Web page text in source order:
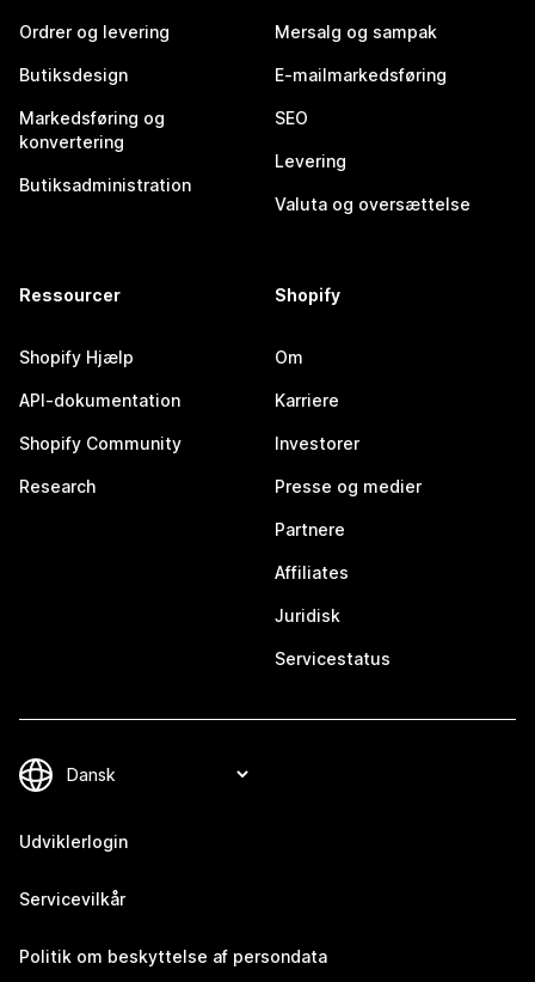
Ordrer og levering
Butiksdesign
Markedsføring og
konvertering
Butiksadministration
Mersalg og sampak
E-mailmarkedsføring
SEO
Levering
Valuta og oversættelse
Ressourcer
Shopify Hjælp
API-dokumentation
Shopify Community
Research
Shopify
Om
Karriere
Investorer
Presse og medier
Partnere
Affiliates
Juridisk
Servicestatus
Udviklerlogin
Servicevilkår
Politik om beskyttelse af persondata